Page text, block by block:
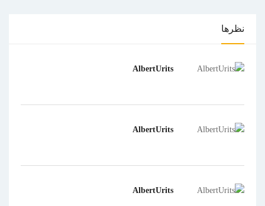
نظرها
AlbertUrits
AlbertUrits
AlbertUrits